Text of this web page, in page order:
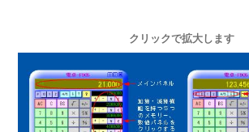
クリックで拡大します